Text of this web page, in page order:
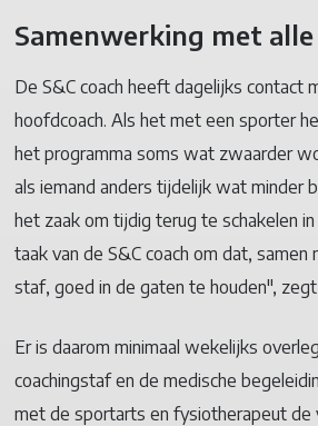
Samenwerking met
De S&C coach heeft dagelijks contact
hoofdcoach. Als het met een sporter
het programma soms wat zwaarder
als iemand anders tijdelijk wat minder
het zaak om tijdig terug te schakelen
taak van de S&C coach om dat, samen
staf, goed in de gaten te houden", zegt
Er is daarom minimaal wekelijks
coachingstaf en de medische
met de sportarts en fysiotherapeut de